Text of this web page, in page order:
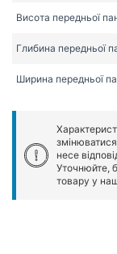
Висота передньої
Глибина передньої
Ширина передньої
несе
Уточнюйте,
товару у